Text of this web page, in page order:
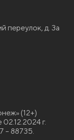
переулок, д. 3а
(12+)
г.
88735.